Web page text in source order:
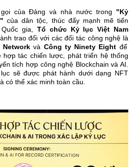
của Đảng và nhà nước trong "Kỷ
của dân tộc, thúc đẩy mạnh mẽ tiến
gia, Tổ chức Kỷ lục Việt Nam
trao đổi với các đối tác công nghệ là
Networkvà Công ty Ninety Eight để
hợp tác chiến lược, phát triển hệ thống
tích hợp công nghệ Blockchain và AI.
sẽ được phát hành dưới dạng NFT
có thể xác minh toàn cầu.